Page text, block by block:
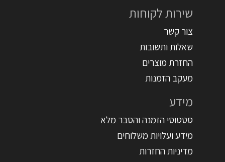
שירות לקוחות
צור קשר
שאלות ותשובות
החזרת מוצרים
מעקב הזמנות
מידע
סטטוסי הזמנה והסבר מלא
מידע ועלויות משלוחים
מדיניות החזרות